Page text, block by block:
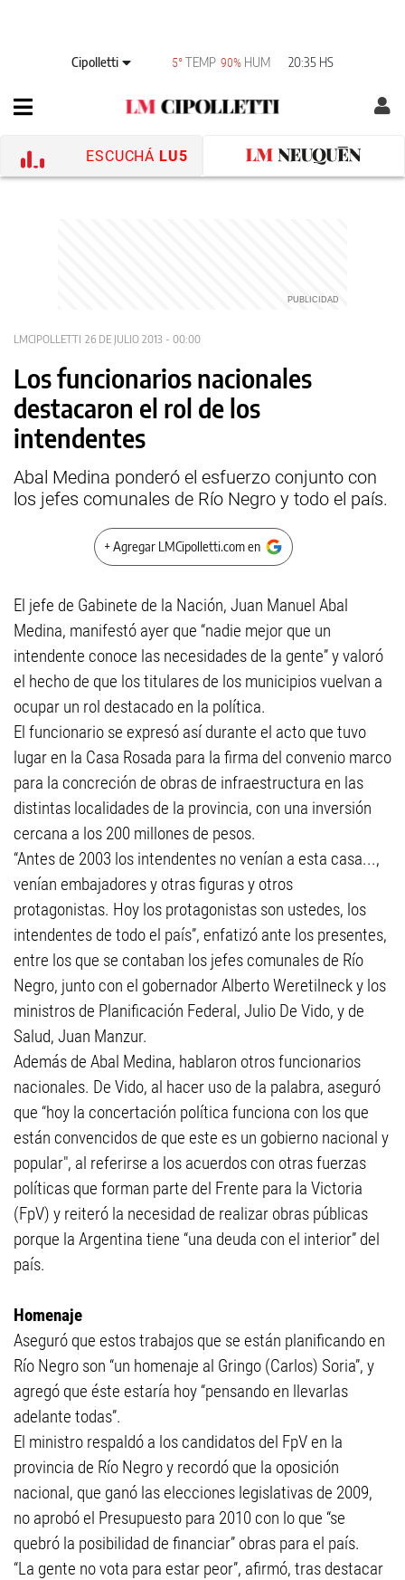
Cipolletti 5°TEMP 90% HUM 20:35 HS
ESCUCHÁ LU5
LMCIPOLLETTI 26 DE JULIO 2013 - 00:00
Los funcionarios nacionales
destacaron el rol de los
intendentes
Abal Medina ponderó el esfuerzo conjunto con
los jefes comunales de Río Negro y todo el país.
+ Agregar LMCipolletti.com en
El jefe de Gabinete de la Nación, Juan Manuel Abal
Medina, manifestó ayer que “nadie mejor que un
intendente conoce las necesidades de la gente” y valoró
el hecho de que los titulares de los municipios vuelvan a
ocupar un rol destacado en la política.
El funcionario se expresó así durante el acto que tuvo
lugar en la Casa Rosada para la firma del convenio marco
para la concreción de obras de infraestructura en las
distintas localidades de la provincia, con una inversión
cercana a los 200 millones de pesos.
“Antes de 2003 los intendentes no venían a esta casa...,
venían embajadores y otras figuras y otros
protagonistas. Hoy los protagonistas son ustedes, los
intendentes de todo el país”, enfatizó ante los presentes,
entre los que se contaban los jefes comunales de Río
Negro, junto con el gobernador Alberto Weretilneck y los
ministros de Planificación Federal, Julio De Vido, y de
Salud, Juan Manzur.
Además de Abal Medina, hablaron otros funcionarios
nacionales. De Vido, al hacer uso de la palabra, aseguró
que “hoy la concertación política funciona con los que
están convencidos de que este es un gobierno nacional y
popular", al referirse a los acuerdos con otras fuerzas
políticas que forman parte del Frente para la Victoria
(FpV) y reiteró la necesidad de realizar obras públicas
porque la Argentina tiene “una deuda con el interior” del
país.
Homenaje
Aseguró que estos trabajos que se están planificando en
Río Negro son “un homenaje al Gringo (Carlos) Soria”, y
agregó que éste estaría hoy “pensando en llevarlas
adelante todas”.
El ministro respaldó a los candidatos del FpV en la
provincia de Río Negro y recordó que la oposición
nacional, que ganó las elecciones legislativas de 2009,
no aprobó el Presupuesto para 2010 con lo que “se
quebró la posibilidad de financiar” obras para el país.
“La gente no vota para estar peor”, afirmó, tras destacar